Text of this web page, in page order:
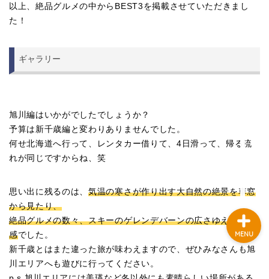
以上、絶品グルメの中からBEST3を掲載させていただきまし
た！
ギャラリー
旭川編はいかがでしたでしょうか？
予算は新千歳編と変わりありませんでした。
何せ北海道へ行って、レンタカー借りて、4日滑って、帰る流
れが同じですからね、笑
思い出に残るのは、気温の寒さが作り出す大自然の絶景を車窓
から見たり、
絶品グルメの数々、スキーのゲレンデバーンの広さゆえの爽快
感でした。
新千歳とはまた違った旅が味わえますので、ぜひみなさんも旭
川エリアへも遊びに行ってください。
MENU